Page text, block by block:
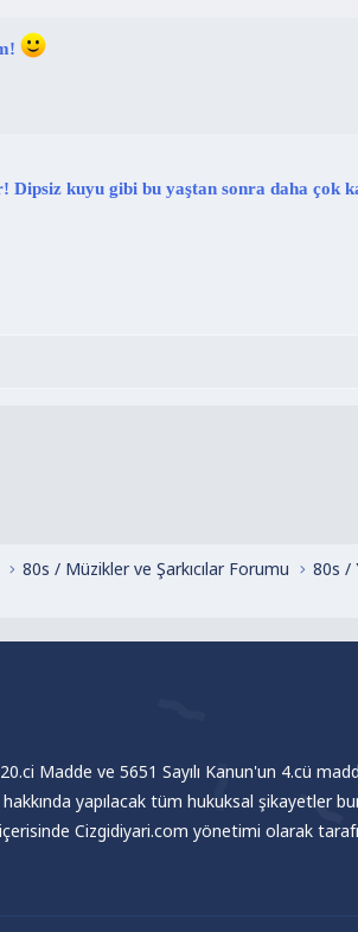
Dipsiz kuyu gibi bu yaştan sonra daha çok
80s / Müzikler ve Şarkıcılar Forumu
80s /
Madde ve 5651 Sayılı Kanun'un 4.cü
yapılacak tüm hukuksal şikayetler
Cizgidiyari.com yönetimi olarak